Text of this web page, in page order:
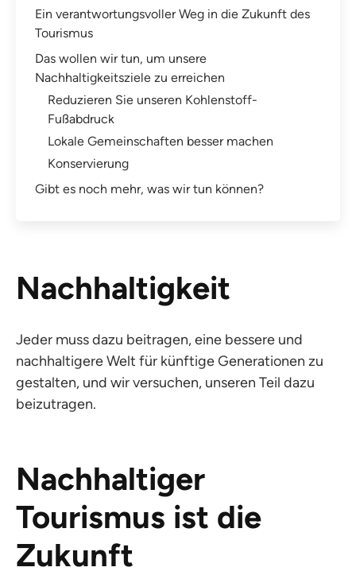
Ein verantwortungsvoller Weg in die Zukunft des
Tourismus
Das wollen wir tun, um unsere
Nachhaltigkeitsziele zu erreichen
Reduzieren Sie unseren Kohlenstoff-
Fußabdruck
Lokale Gemeinschaften besser machen
Konservierung
Gibt es noch mehr, was wir tun können?
Nachhaltigkeit
Jeder muss dazu beitragen, eine bessere und
nachhaltigere Welt für künftige Generationen zu
gestalten, und wir versuchen, unseren Teil dazu
beizutragen.
Nachhaltiger
Tourismus ist die
Zukunft